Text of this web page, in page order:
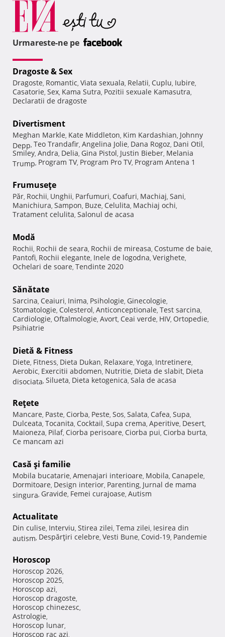
Urmareste-ne pe
Dragoste & Sex
Dragoste, Romantic, Viata sexuala, Relatii, Cuplu, Iubire,
Casatorie, Sex, Kama Sutra, Pozitii sexuale Kamasutra,
Declaratii de dragoste
Divertisment
Meghan Markle, Kate Middleton, Kim Kardashian, Johnny
Depp, Teo Trandafir, Angelina Jolie, Dana Rogoz, Dani Otil,
Smiley, Andra, Delia, Gina Pistol, Justin Bieber, Melania
Trump, Program TV, Program Pro TV, Program Antena 1
Frumuseţe
Păr, Rochii, Unghii, Parfumuri, Coafuri, Machiaj, Sani,
Manichiura, Sampon, Buze, Celulita, Machiaj ochi,
Tratament celulita, Salonul de acasa
Modă
Rochii, Rochii de seara, Rochii de mireasa, Costume de baie,
Pantofi, Rochii elegante, Inele de logodna, Verighete,
Ochelari de soare, Tendinte 2020
Sănătate
Sarcina, Ceaiuri, Inima, Psihologie, Ginecologie,
Stomatologie, Colesterol, Anticonceptionale, Test sarcina,
Cardiologie, Oftalmologie, Avort, Ceai verde, HIV, Ortopedie,
Psihiatrie
Dietă & Fitness
Diete, Fitness, Dieta Dukan, Relaxare, Yoga, Intretinere,
Aerobic, Exercitii abdomen, Nutritie, Dieta de slabit, Dieta
disociata, Silueta, Dieta ketogenica, Sala de acasa
Reţete
Mancare, Paste, Ciorba, Peste, Sos, Salata, Cafea, Supa,
Dulceata, Tocanita, Cocktail, Supa crema, Aperitive, Desert,
Maioneza, Pilaf, Ciorba perisoare, Ciorba pui, Ciorba burta,
Ce mancam azi
Casă şi familie
Mobila bucatarie, Amenajari interioare, Mobila, Canapele,
Dormitoare, Design interior, Parenting, Jurnal de mama
singura, Gravide, Femei curajoase, Autism
Actualitate
Din culise, Interviu, Stirea zilei, Tema zilei, Iesirea din
autism, Despărţiri celebre, Vesti Bune, Covid-19, Pandemie
Horoscop
Horoscop 2026,
Horoscop 2025,
Horoscop azi,
Horoscop dragoste,
Horoscop chinezesc,
Astrologie,
Horoscop lunar,
Horoscop rac azi,